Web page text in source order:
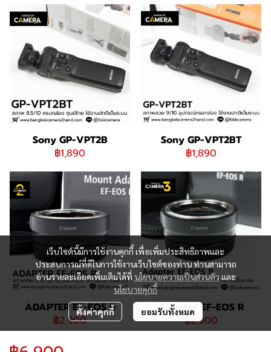
Sony GP-VPT2B
฿1,890
Sony GP-VPT2BT
฿1,890
ADAPTER EF-EOS R
฿2,900
Adapter EF-EOS R
฿2,900
เว็บไซต์นี้มีการใช้งานคุกกี้ เพื่อเพิ่มประสิทธิภาพและ
ประสบการณ์ที่ดีในการใช้งานเว็บไซต์ของท่าน ท่านสามารถ
อ่านรายละเอียดเพิ่มเติมได้ที่ นโยบายความเป็นส่วนตัว และ
นโยบายคุกกี้
ตั้งค่าคุกกี้ ยอมรับทั้งหมด